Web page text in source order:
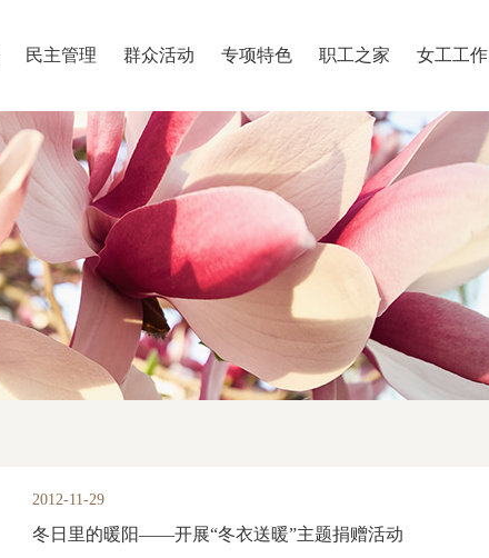
民主管理 群众活动 专项特色 职工之家 女工工作
2012-11-29
冬日里的暖阳——开展“冬衣送暖”主题捐赠活动